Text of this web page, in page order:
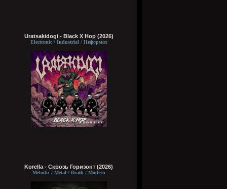
Uratsakidogi - Black X Hop (2026)
Electronic / Industrial / Неформат
Korella - Сквозь Горизонт (2026)
Melodic / Metal / Death / Modern